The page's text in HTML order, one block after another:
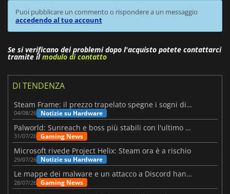
Puoi pubblicare un commento o rispondere a un messaggio
accedendo al tuo account
Se si verificano dei problemi dopo l'acquisto potete contattarci
tramite ilmodulo di contatto
DI TENDENZA
Steam Frame: il prezzo trapelato spegne i sogni di un VR economico
04/08/26 Notizie su Hardware
Palworld: Sunreach e boss più stabili con l'ultimo update
31/07/26 Gaming News
Microsoft rivede Project Helix: Steam ora è a rischio
29/07/26 Notizie su Hardware
Le mappe dei malware e un attacco a Discord hanno colpito Meccha Chameleon
28/07/26 Gaming News